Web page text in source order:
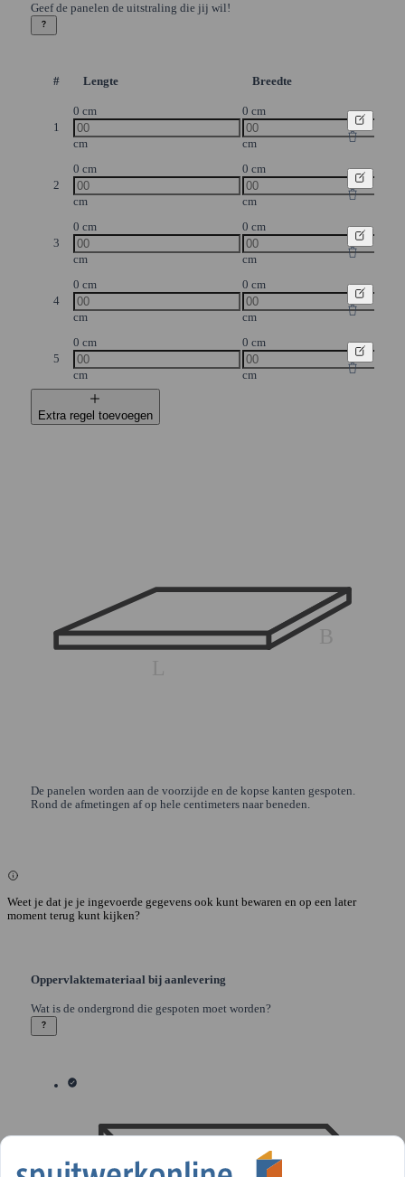
Geef de panelen de uitstraling die jij wil!
# Lengte Breedte
1
0 cm
cm
0 cm
cm
2
0 cm
cm
0 cm
cm
3
0 cm
cm
0 cm
cm
4
0 cm
cm
0 cm
cm
5
0 cm
cm
0 cm
cm
Extra regel toevoegen
De panelen worden aan de voorzijde en de kopse kanten gespoten.
Rond de afmetingen af op hele centimeters naar beneden.
Weet je dat je je ingevoerde gegevens ook kunt bewaren en op een later
moment terug kunt kijken?
Oppervlaktemateriaal bij aanlevering
Wat is de ondergrond die gespoten moet worden?